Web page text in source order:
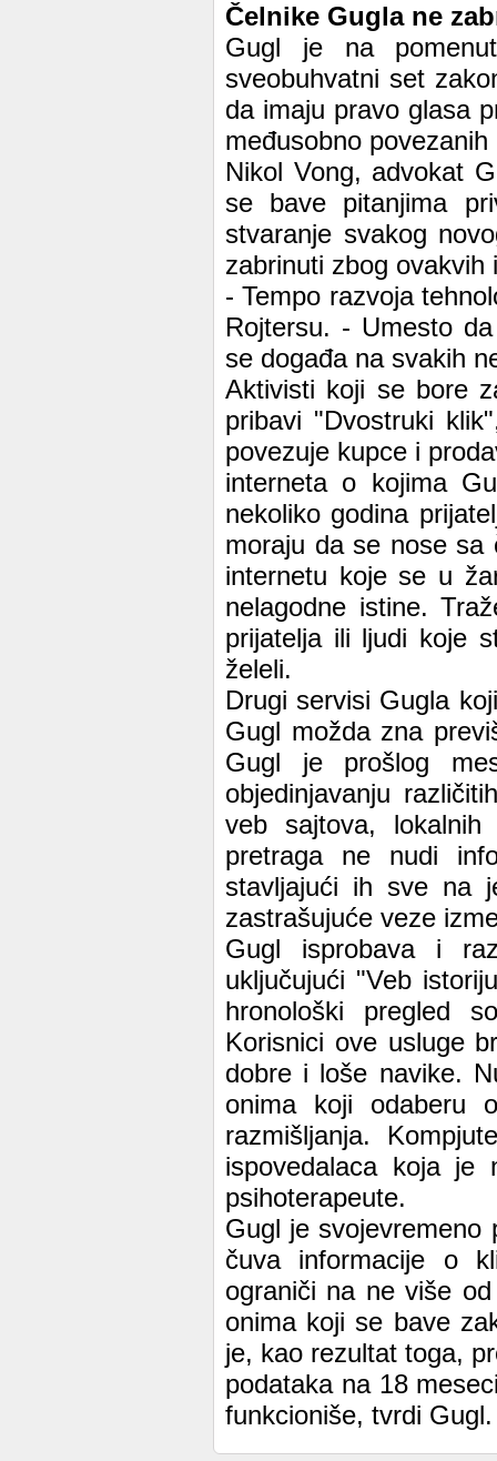
Čelnike Gugla ne
Gugl je na
sveobuhvatni set
da imaju pravo glasa
međusobno
Nikol Vong, advokat
se bave pitanjima
stvaranje svakog
zabrinuti zbog ovakvih
- Tempo razvoja
Rojtersu. - Umesto
se događa na svakih
Aktivisti koji se bore
pribavi "Dvostruki
povezuje kupce i
interneta o kojima
nekoliko godina
moraju da se nose sa
internetu koje se u
nelagodne istine.
prijatelja ili ljudi koje
želeli.
Drugi servisi Gugla
Gugl možda zna
Gugl je prošlog
objedinjavanju
veb sajtova,
pretraga ne nudi
stavljajući ih sve na
zastrašujuće veze
Gugl isprobava i
uključujući "Veb
hronološki pregled
Korisnici ove usluge
dobre i loše navike.
onima koji odaberu
razmišljanja.
ispovedalaca koja je
psihoterapeute.
Gugl je svojevremeno
čuva informacije o
ograniči na ne više
onima koji se bave
je, kao rezultat toga,
podataka na 18
funkcioniše, tvrdi Gugl.